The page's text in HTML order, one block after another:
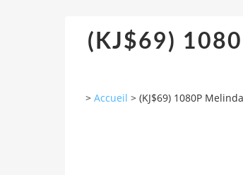
(KJ$69)
> Accueil > (KJ$69) 1080P